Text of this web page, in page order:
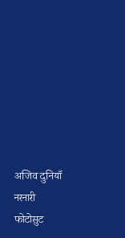
अजिव दुनियाँ
नरनारी
फोटोसुट